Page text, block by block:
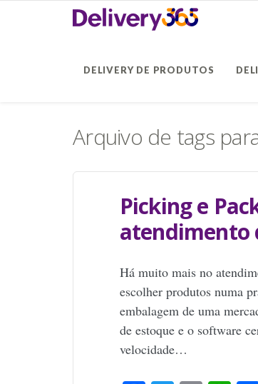
DELIVERY DE PRODUTOS
Arquivo de tags
Picking e
atendimento
Há muito mais no
escolher produtos numa
embalagem de uma
de estoque e o software
velocidade…